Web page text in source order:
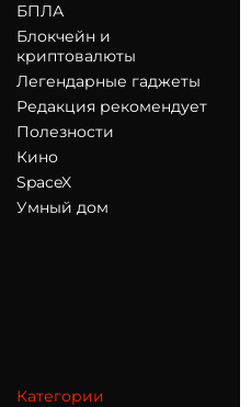
БПЛА
Блокчейн и
криптовалюты
Легендарные гаджеты
Редакция рекомендует
Полезности
Кино
SpaceX
Умный дом
Категории